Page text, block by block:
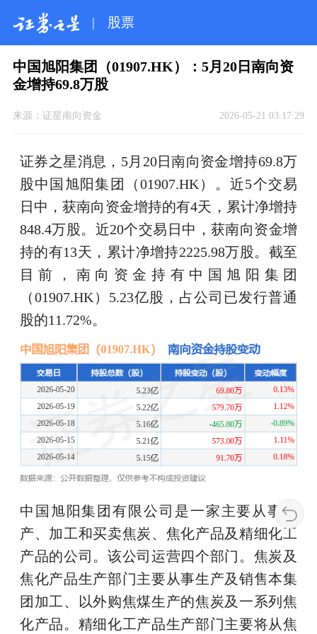
| 股票
中国旭阳集团（01907.HK）：5月20日南向资
金增持69.8万股
来源： 证星南向资金 2026-05-21 03:17:29
证券之星消息，5月20日南向资金增持69.8万
股中国旭阳集团（01907.HK）。近5个交易
日中，获南向资金增持的有4天，累计净增持
848.4万股。近20个交易日中，获南向资金增
持的有13天，累计净增持2225.98万股。截至
目前，南向资金持有中国旭阳集团
（01907.HK）5.23亿股，占公司已发行普通
股的11.72%。
中国旭阳集团有限公司是一家主要从事生
产、加工和买卖焦炭、焦化产品及精细化工
产品的公司。该公司运营四个部门。焦炭及
焦化产品生产部门主要从事生产及销售本集
团加工、以外购焦煤生产的焦炭及一系列焦
化产品。精细化工产品生产部门主要将从焦